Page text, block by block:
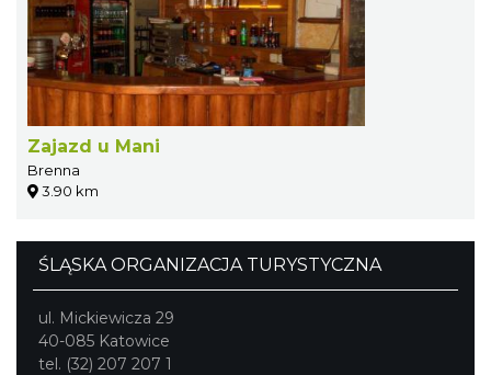
Zajazd u Mani
Brenna
3.90 km
ŚLĄSKA ORGANIZACJA TURYSTYCZNA
ul. Mickiewicza 29
40-085 Katowice
tel. (32) 207 207 1